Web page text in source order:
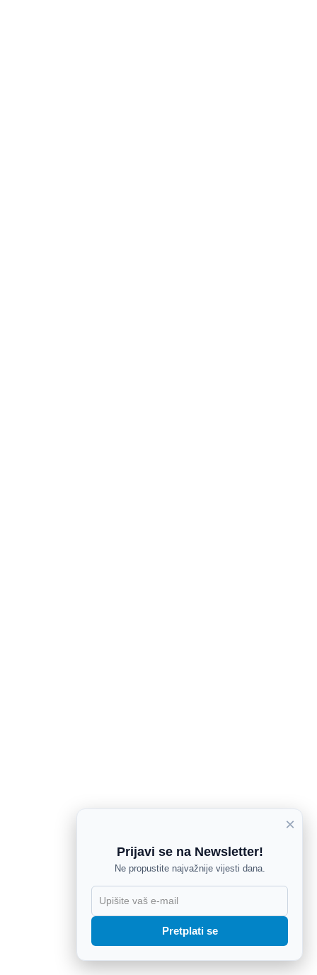
×
Prijavi se na Newsletter!
Ne propustite najvažnije vijesti dana.
Pretplati se